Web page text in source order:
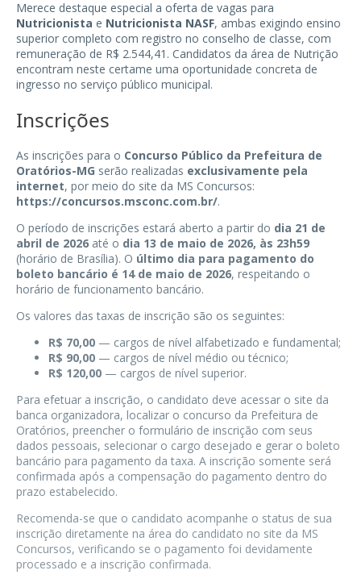
Merece destaque especial a oferta de vagas para
Nutricionista e Nutricionista NASF, ambas exigindo ensino
superior completo com registro no conselho de classe, com
remuneração de R$ 2.544,41. Candidatos da área de Nutrição
encontram neste certame uma oportunidade concreta de
ingresso no serviço público municipal.
Inscrições
As inscrições para o Concurso Público da Prefeitura de
Oratórios-MG serão realizadas exclusivamente pela
internet, por meio do site da MS Concursos:
https://concursos.msconc.com.br/.
O período de inscrições estará aberto a partir do dia 21 de
abril de 2026 até o dia 13 de maio de 2026, às 23h59
(horário de Brasília). O último dia para pagamento do
boleto bancário é 14 de maio de 2026, respeitando o
horário de funcionamento bancário.
Os valores das taxas de inscrição são os seguintes:
R$ 70,00 — cargos de nível alfabetizado e fundamental;
R$ 90,00 — cargos de nível médio ou técnico;
R$ 120,00 — cargos de nível superior.
Para efetuar a inscrição, o candidato deve acessar o site da
banca organizadora, localizar o concurso da Prefeitura de
Oratórios, preencher o formulário de inscrição com seus
dados pessoais, selecionar o cargo desejado e gerar o boleto
bancário para pagamento da taxa. A inscrição somente será
confirmada após a compensação do pagamento dentro do
prazo estabelecido.
Recomenda-se que o candidato acompanhe o status de sua
inscrição diretamente na área do candidato no site da MS
Concursos, verificando se o pagamento foi devidamente
processado e a inscrição confirmada.